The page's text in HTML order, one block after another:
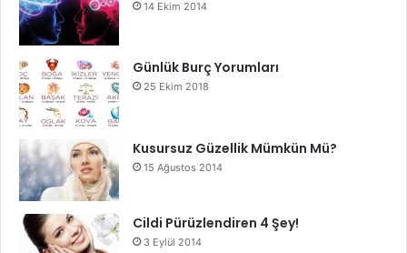
14 Ekim 2014
Günlük Burç Yorumları
25 Ekim 2018
Kusursuz Güzellik Mümkün Mü?
15 Ağustos 2014
Cildi Pürüzlendiren 4 Şey!
3 Eylül 2014